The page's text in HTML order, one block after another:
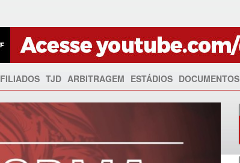
FILIADOS TJD ARBITRAGEM ESTÁDIOS DOCUMENTOS